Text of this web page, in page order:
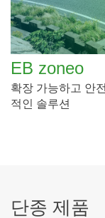
EB zoneo
확장 가능하고 안
적인 솔루션
단종 제품